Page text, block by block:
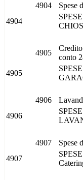
4904 Spese
4904
4905
conto
4905
4906
4906
4907 Spese
4907